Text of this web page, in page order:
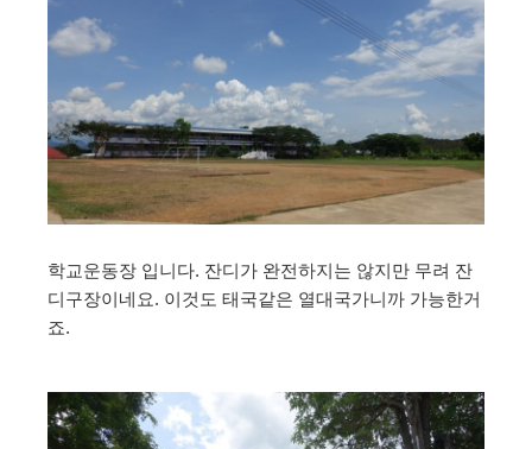
학교운동장 입니다. 잔디가 완전하지는 않지만 무려 잔
디구장이네요. 이것도 태국같은 열대국가니까 가능한거
죠.